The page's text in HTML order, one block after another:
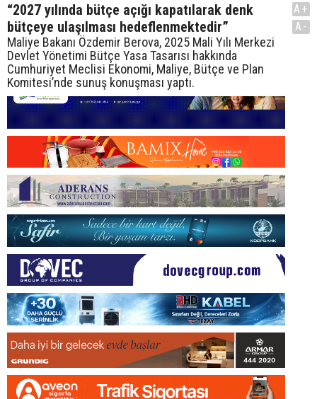
“2027 yılında bütçe açığı kapatılarak denk
bütçeye ulaşılması hedeflenmektedir”
Maliye Bakanı Özdemir Berova, 2025 Mali Yılı Merkezi
Devlet Yönetimi Bütçe Yasa Tasarısı hakkında
Cumhuriyet Meclisi Ekonomi, Maliye, Bütçe ve Plan
Komitesi’nde sunuş konuşması yaptı.
A+
A-